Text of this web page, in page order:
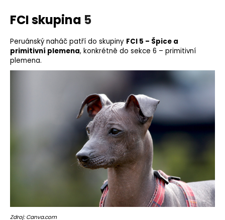
FCI skupina 5
Peruánský naháč patří do skupiny FCI 5 – Špice a
primitivní plemena, konkrétně do sekce 6 – primitivní
plemena.
Zdroj: Canva.com
HLEDAT
m